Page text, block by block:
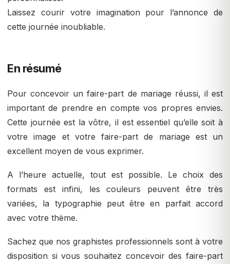
Laissez courir votre imagination pour l’annonce de
cette journée inoubliable.
En résumé
Pour concevoir un faire-part de mariage réussi, il est
important de prendre en compte vos propres envies.
Cette journée est la vôtre, il est essentiel qu’elle soit à
votre image et votre faire-part de mariage est un
excellent moyen de vous exprimer.
A l’heure actuelle, tout est possible. Le choix des
formats est infini, les couleurs peuvent être très
variées, la typographie peut être en parfait accord
avec votre thème.
Sachez que nos graphistes professionnels sont à votre
disposition si vous souhaitez concevoir des faire-part